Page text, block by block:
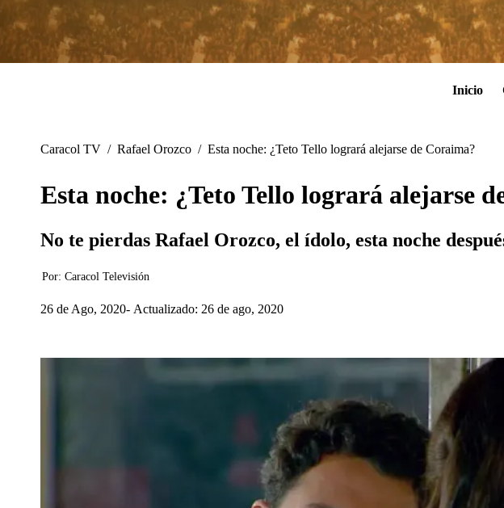
Inicio
Caracol TV / Rafael Orozco / Esta noche: ¿Teto Tello logrará alejarse de Coraima?
Esta noche: ¿Teto Tello logrará alejarse
No te pierdas Rafael Orozco, el ídolo, esta noche
Por: Caracol Televisión
26 de Ago, 2020 Actualizado: 26 de ago, 2020